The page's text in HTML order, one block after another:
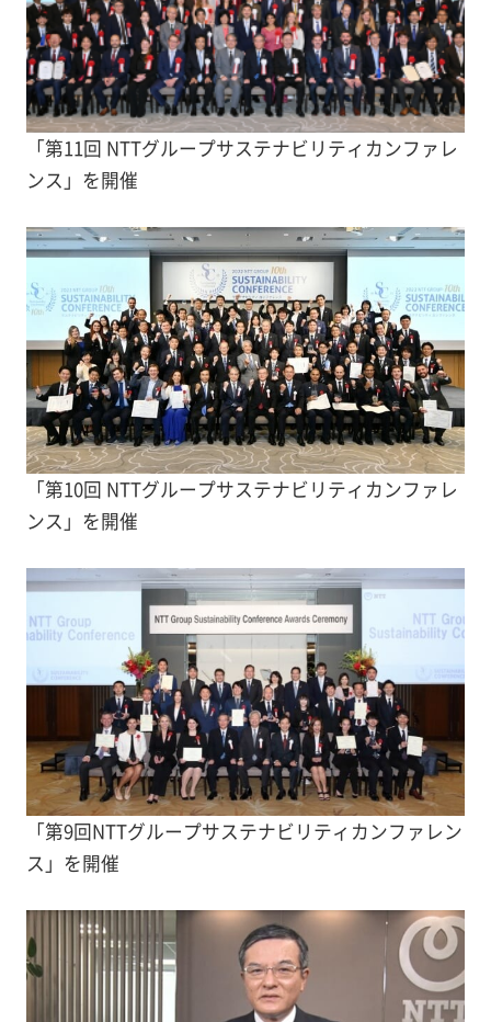
「第11回 NTTグループサステナビリティカンファレ
ンス」を開催
「第10回 NTTグループサステナビリティカンファレ
ンス」を開催
「第9回NTTグループサステナビリティカンファレン
ス」を開催